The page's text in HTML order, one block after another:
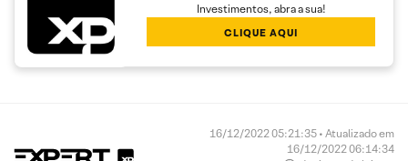
Investimentos, abra a sua!
CLIQUE AQUI
16/12/2022 05:21:35 • Atualizado em
16/12/2022 06:14:34